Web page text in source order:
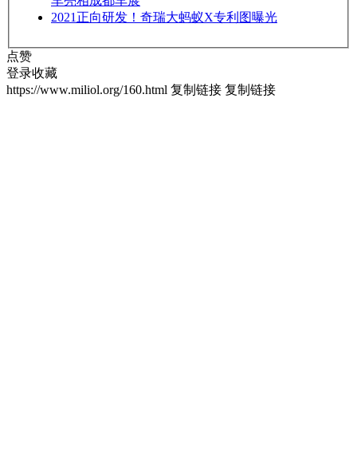
2021 正向研发！奇瑞大蚂蚁X专利图曝光
点赞
登录收藏
https://www.miliol.org/160.html 复制链接 复制链接